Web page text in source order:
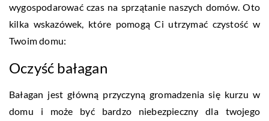
wygospodarować czas na sprzątanie naszych domów. Oto
kilka wskazówek, które pomogą Ci utrzymać czystość w
Twoim domu:
Oczyść bałagan
Bałagan jest główną przyczyną gromadzenia się kurzu w
domu i może być bardzo niebezpieczny dla twojego